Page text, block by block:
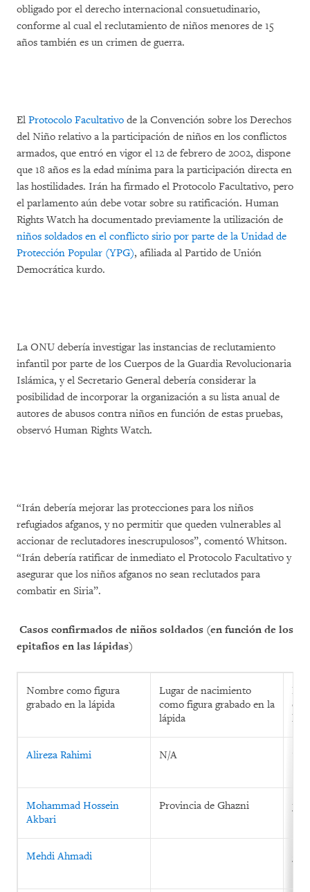
obligado por el derecho internacional consuetudinario,
conforme al cual el reclutamiento de niños menores de 15
años también es un crimen de guerra.
El Protocolo Facultativo de la Convención sobre los Derechos
del Niño relativo a la participación de niños en los conflictos
armados, que entró en vigor el 12 de febrero de 2002, dispone
que 18 años es la edad mínima para la participación directa en
las hostilidades. Irán ha firmado el Protocolo Facultativo, pero
el parlamento aún debe votar sobre su ratificación. Human
Rights Watch ha documentado previamente la utilización de
niños soldados en el conflicto sirio por parte de la Unidad de
Protección Popular (YPG), afiliada al Partido de Unión
Democrática kurdo.
La ONU debería investigar las instancias de reclutamiento
infantil por parte de los Cuerpos de la Guardia Revolucionaria
Islámica, y el Secretario General debería considerar la
posibilidad de incorporar la organización a su lista anual de
autores de abusos contra niños en función de estas pruebas,
observó Human Rights Watch.
“Irán debería mejorar las protecciones para los niños
refugiados afganos, y no permitir que queden vulnerables al
accionar de reclutadores inescrupulosos”, comentó Whitson.
“Irán debería ratificar de inmediato el Protocolo Facultativo y
asegurar que los niños afganos no sean reclutados para
combatir en Siria”.
Casos confirmados de niños soldados (en función de los
epitafios en las lápidas)
Nombre como figura
grabado en la lápida
Lugar de nacimiento
como figura grabado en la
lápida
Alireza Rahimi N/A 17
Mohammad Hossein
Akbari
Provincia de Ghazni 31
Mehdi Ahmadi